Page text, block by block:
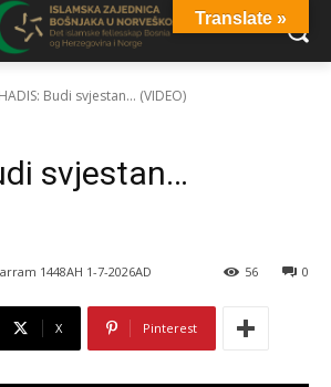
HADIS: Budi svjestan... (VIDEO)
svjestan…
1448AH 1-7-2026AD 0
56
X Pinterest
Translate »